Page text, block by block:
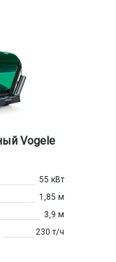
Vogele
55 кВт
1,85 м
3,9 м
230 т/ч